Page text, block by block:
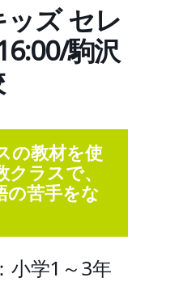
ッズ セレ
駒沢
の教材を使
ラスで、
の苦手をな
小学1～3年